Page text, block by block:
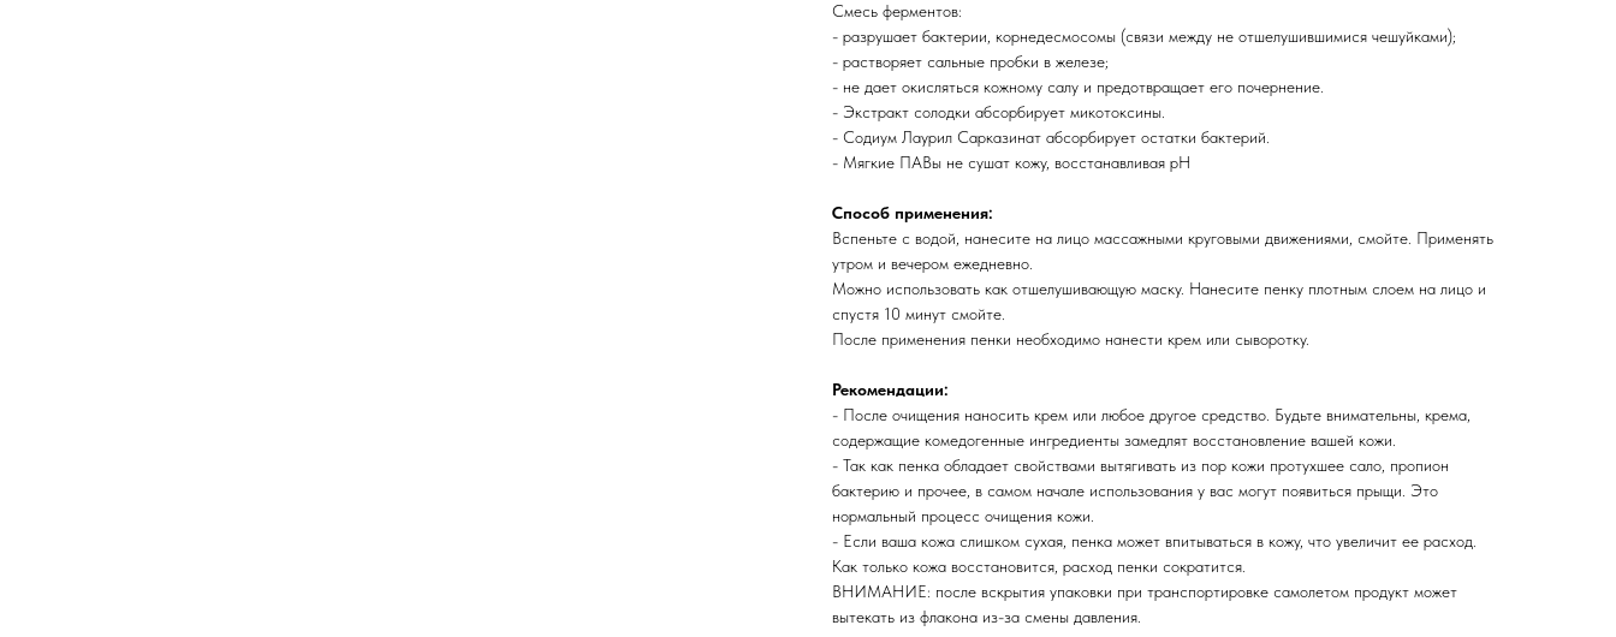
Смесь ферментов:
- разрушает бактерии, корнедесмосомы (связи между не отшелушившимися чешуйками);
- растворяет сальные пробки в железе;
- не дает окисляться кожному салу и предотвращает его почернение.
- Экстракт солодки абсорбирует микотоксины.
- Содиум Лаурил Сарказинат абсорбирует остатки бактерий.
- Мягкие ПАВы не сушат кожу, восстанавливая pH
Способ применения:
Вспеньте с водой, нанесите на лицо массажными круговыми движениями, смойте. Применять
утром и вечером ежедневно.
Можно использовать как отшелушивающую маску. Нанесите пенку плотным слоем на лицо и
спустя 10 минут смойте.
После применения пенки необходимо нанести крем или сыворотку.
Рекомендации:
- После очищения наносить крем или любое другое средство. Будьте внимательны, крема,
содержащие комедогенные ингредиенты замедлят восстановление вашей кожи.
- Так как пенка обладает свойствами вытягивать из пор кожи протухшее сало, пропион
бактерию и прочее, в самом начале использования у вас могут появиться прыщи. Это
нормальный процесс очищения кожи.
- Если ваша кожа слишком сухая, пенка может впитываться в кожу, что увеличит ее расход.
Как только кожа восстановится, расход пенки сократится.
ВНИМАНИЕ: после вскрытия упаковки при транспортировке самолетом продукт может
вытекать из флакона из-за смены давления.